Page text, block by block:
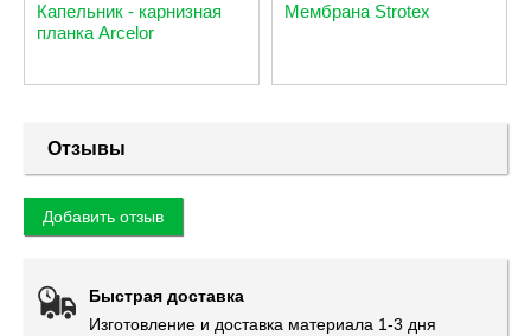
Капельник - карнизная
планка Arcelor
Мембрана Strotex
Отзывы
Добавить отзыв
Быстрая доставка
Изготовление и доставка материала 1-3 дня